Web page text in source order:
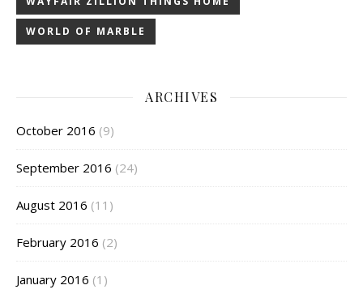
WORLD OF MARBLE
ARCHIVES
October 2016 (9)
September 2016 (24)
August 2016 (11)
February 2016 (2)
January 2016 (1)